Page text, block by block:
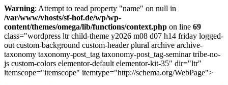
Warning: Attempt to read property "name" on null in
/var/www/vhosts/sf-hof.de/wp/wp-
content/themes/omega/lib/functions/context.php on line 69
class="wordpress ltr child-theme y2026 m08 d07 h14 friday logged-
out custom-background custom-header plural archive archive-
taxonomy taxonomy-post_tag taxonomy-post_tag-seminar tribe-no-
js custom-colors elementor-default elementor-kit-35" dir="ltr"
itemscope="itemscope" itemtype="http://schema.org/WebPage">